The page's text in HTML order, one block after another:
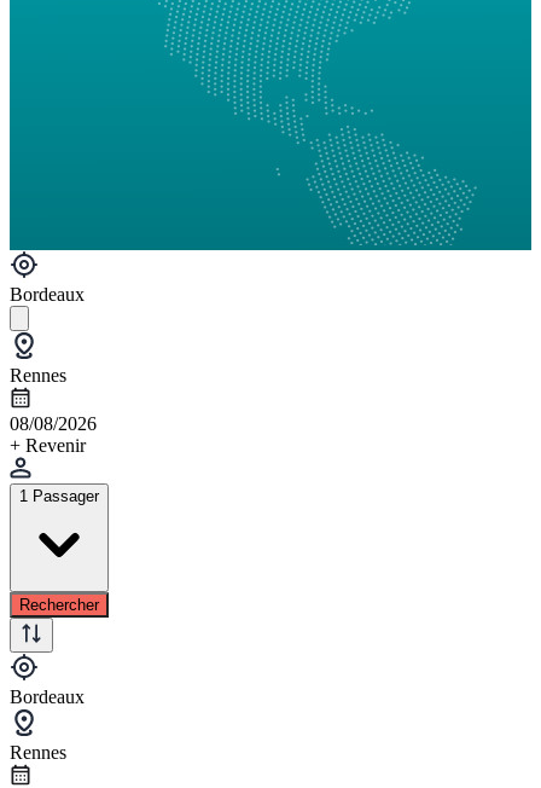
Bordeaux
Rennes
08/08/2026
+ Revenir
1 Passager
Rechercher
Bordeaux
Rennes